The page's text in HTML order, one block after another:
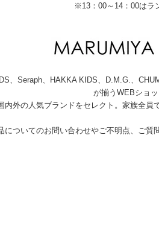
※13：00～14：00はラ
、Seraph、HAKKA KIDS、D.M.G.、
が揃うWEBショッ
内外の人気ブランドをセレクト。家族全員
についてのお問い合わせやご不明点、ご質